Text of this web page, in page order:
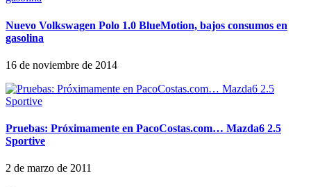
Nuevo Volkswagen Polo 1.0 BlueMotion, bajos consumos en
gasolina
16 de noviembre de 2014
Pruebas: Próximamente en PacoCostas.com… Mazda6 2.5
Sportive
2 de marzo de 2011